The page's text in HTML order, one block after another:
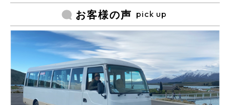
お客様の声 pick up